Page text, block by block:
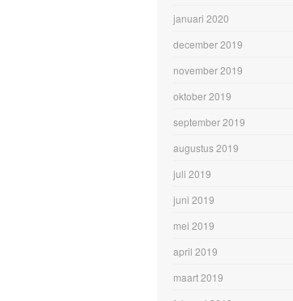
januari 2020
december 2019
november 2019
oktober 2019
september 2019
augustus 2019
juli 2019
juni 2019
mei 2019
april 2019
maart 2019